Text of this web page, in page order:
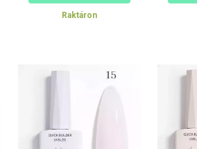
Raktáron